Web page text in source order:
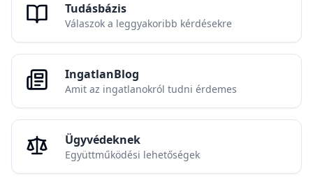
Tudásbázis
Válaszok a leggyakoribb kérdésekre
IngatlanBlog
Amit az ingatlanokról tudni érdemes
Ügyvédeknek
Együttműködési lehetőségek